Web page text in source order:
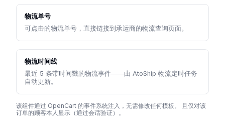
物流单号
可点击的物流单号，直接链接到承运商的物流查询页面。
物流时间线
最近 5 条带时间戳的物流事件——由 AtoShip 物流定时任务
自动更新。
该组件通过 OpenCart 的事件系统注入，无需修改任何模板。 且仅对该
订单的顾客本人显示（通过会话验证）。